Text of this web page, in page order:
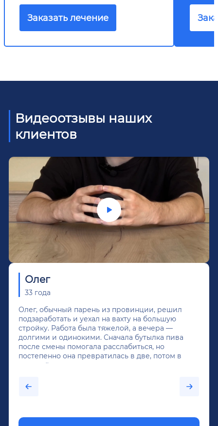
Заказать лечение
Видеоотзывы наших
клиентов
Олег
33 года
Олег, обычный парень из провинции, решил
подзаработать и уехал на вахту на большую
стройку. Работа была тяжелой, а вечера —
долгими и одинокими. Сначала бутылка пива
после смены помогала расслабиться, но
постепенно она превратилась в две, потом в
крепкий алкоголь, и вот он уже пил почти
было назначено кодирование по методу
Довженко.